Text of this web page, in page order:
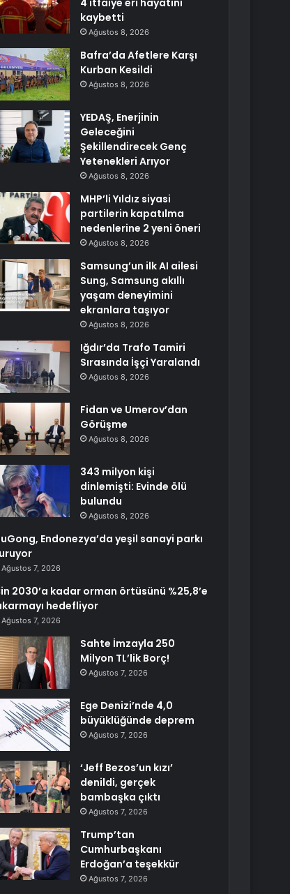
4 itfaiye eri hayatını
kaybetti
Ağustos 8, 2026
Bafra’da Afetlere Karşı
Kurban Kesildi
Ağustos 8, 2026
YEDAŞ, Enerjinin
Geleceğini
Şekillendirecek Genç
Yetenekleri Arıyor
Ağustos 8, 2026
MHP’li Yıldız siyasi
partilerin kapatılma
nedenlerine 2 yeni öneri
Ağustos 8, 2026
Samsung’un ilk AI ailesi
Sung, Samsung akıllı
yaşam deneyimini
ekranlara taşıyor
Ağustos 8, 2026
Iğdır’da Trafo Tamiri
Sırasında İşçi Yaralandı
Ağustos 8, 2026
Fidan ve Umerov’dan
Görüşme
Ağustos 8, 2026
343 milyon kişi
dinlemişti: Evinde ölü
bulundu
Ağustos 8, 2026
Endonezya’da yeşil sanayi parkı
Ağustos 7, 2026
2030’a kadar orman örtüsünü %25,8’e
hedefliyor
Ağustos 7, 2026
Sahte İmzayla 250
Milyon TL’lik Borç!
Ağustos 7, 2026
Ege Denizi’nde 4,0
büyüklüğünde deprem
Ağustos 7, 2026
‘Jeff Bezos’un kızı’
denildi, gerçek
bambaşka çıktı
Ağustos 7, 2026
Trump’tan
Cumhurbaşkanı
Erdoğan’a teşekkür
Ağustos 7, 2026